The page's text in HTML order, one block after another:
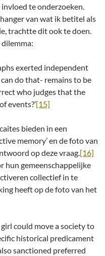
te onderzoeken.
van wat ik betitel als
trachtte dit ook te doen.
exerted independent
do that- remains to be
who judges that the
events?’[15]
bieden in een
memory’ en de foto van
op deze vraag.[16]
hun gemeenschappelijke
collectief in te
heeft op de foto van het
could move a society to
historical predicament
sanctioned preferred